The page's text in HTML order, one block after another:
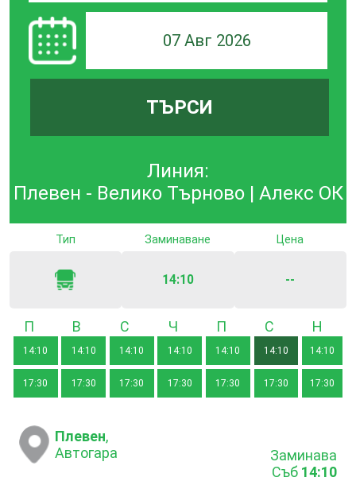
07 Авг 2026
ТЪРСИ
Линия:
Плевен - Велико Търново | Алекс ОК
Тип Заминаване
14:10
Цена
--
Понеделник
14:10
17:30
Вторник
14:10
17:30
14:10
17:30
Четвъртък
14:10
17:30
14:10
17:30
Събота
14:10
17:30
14:10
17:30
Плевен,
Автогара
Заминава
Съб 14:10